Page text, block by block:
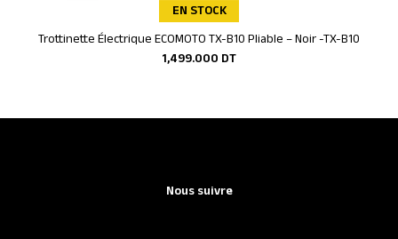
EN STOCK
Ajouter au panier
Trottinette Électrique ECOMOTO TX-B10 Pliable – Noir -TX-B10
1,499.000 DT
Nous suivre